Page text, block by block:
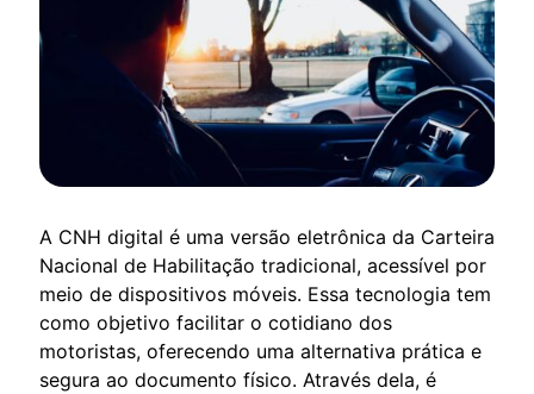
A CNH digital é uma versão eletrônica da Carteira
Nacional de Habilitação tradicional, acessível por
meio de dispositivos móveis. Essa tecnologia tem
como objetivo facilitar o cotidiano dos
motoristas, oferecendo uma alternativa prática e
segura ao documento físico. Através dela, é